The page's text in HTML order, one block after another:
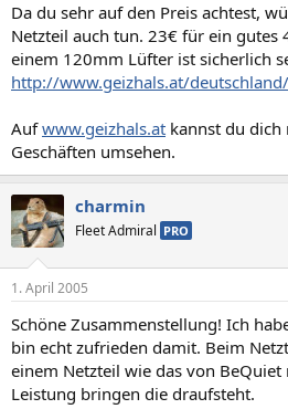
Da du sehr auf den Preis achtest,
Netzteil auch tun. 23€ für ein gutes
einem 120mm Lüfter ist sicherlich
http://www.geizhals.at/
Aufwww.geizhals.at kannst du dich
Geschäften umsehen.
charmin
Fleet Admiral PRO
1. April 2005
Schöne Zusammenstellung! Ich
bin echt zufrieden damit. Beim
einem Netzteil wie das von BeQuiet
Leistung bringen die draufsteht.